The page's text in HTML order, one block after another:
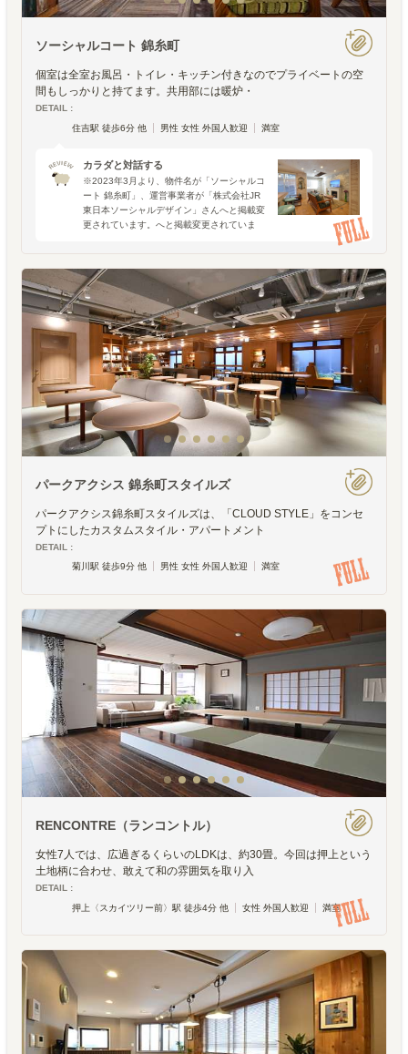
ソーシャルコート 錦糸町
個室は全室お風呂・トイレ・キッチン付きなのでプライベートの空
間もしっかりと持てます。共用部には暖炉・
DETAIL :
住吉駅 徒歩6分 他
男性 女性 外国人歓迎 満室
カラダと対話する
※2023年3月より、物件名が「ソーシャルコ
ート 錦糸町」、運営事業者が「株式会社JR
東日本ソーシャルデザイン」さんへと掲載変
更されています。へと掲載変更されていま
クタに疲れて、一歩も動きたくない。家に帰
るなりベッド
パークアクシス 錦糸町スタイルズ
パークアクシス錦糸町スタイルズは、「CLOUD STYLE」をコンセ
プトにしたカスタムスタイル・アパートメント
DETAIL :
菊川駅 徒歩9分 他
男性 女性 外国人歓迎 満室
RENCONTRE（ランコントル）
女性7人では、広過ぎるくらいのLDKは、約30畳。今回は押上という
土地柄に合わせ、敢えて和の雰囲気を取り入
DETAIL :
押上〈スカイツリー前〉駅 徒歩4分 他
女性 外国人歓迎 満室